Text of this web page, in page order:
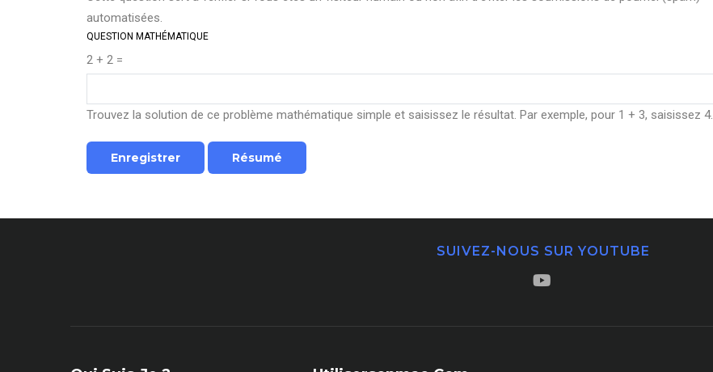
automatisées.
QUESTION MATHÉMATIQUE
2 + 2 =
Trouvez la solution de ce problème mathématique simple et saisissez le résultat. Par exemple, pour 1 + 3, saisissez 4.
SUIVEZ-NOUS SUR YOUTUBE